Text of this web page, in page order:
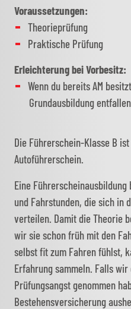
Voraussetzungen:
Theorieprüfung
Praktische Prüfung
Erleichterung bei Vorbesitz:
Wenn du bereits AM
Grundausbildung entfallen
Die Führerschein-Klasse B
Autoführerschein.
Eine
und Fahrstunden, die sich in
verteilen. Damit die Theorie
wir sie schon früh mit den
selbst fit zum Fahren fühlst,
Erfahrung sammeln. Falls
Prüfungsangst genommen
Bestehensversicherung